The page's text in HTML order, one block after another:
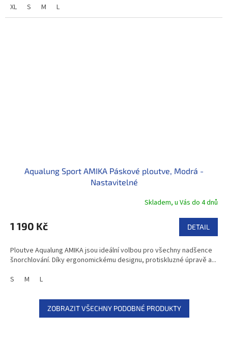
XL S M L
Aqualung Sport AMIKA Páskové ploutve, Modrá -
Nastavitelné
Skladem, u Vás do 4 dnů
1 190 Kč DETAIL
Ploutve Aqualung AMIKA jsou ideální volbou pro všechny nadšence
šnorchlování. Díky ergonomickému designu, protiskluzné úpravě a...
S
M L
ZOBRAZIT VŠECHNY PODOBNÉ PRODUKTY